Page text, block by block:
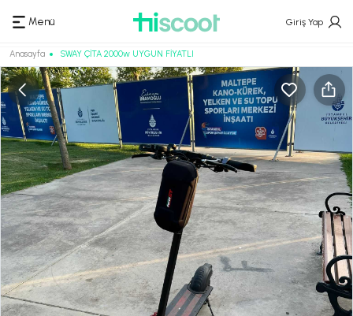
Menü Giriş Yap
Anasayfa SWAY ÇİTA 2000w UYGUN FİYATLI